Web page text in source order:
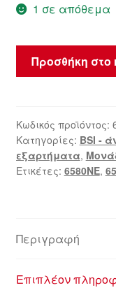
1 σε απόθεμα
Valeo
BSI
00
Citroën
Peugeot
9663798180
Προσθήκη στο
Κωδικός προϊόντος:
Κατηγορίες: BSI -
εξαρτήματα,
Ετικέτες: 6580NE,
Περιγραφή
Επιπλέον